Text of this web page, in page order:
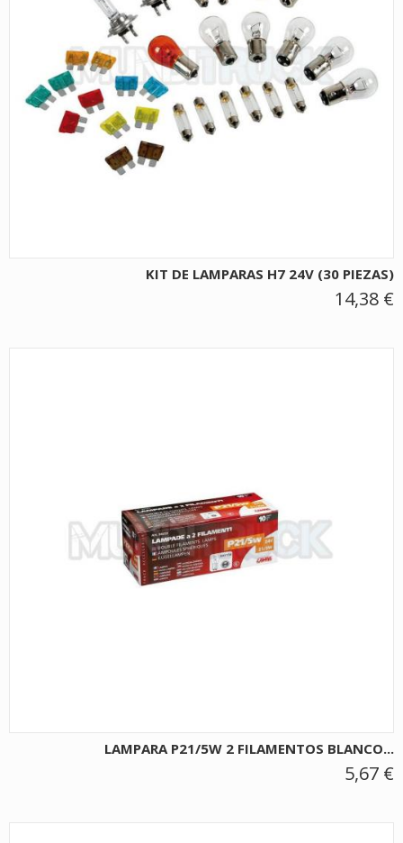
KIT DE LAMPARAS H7 24V (30 PIEZAS)
14,38 €
LAMPARA P21/5W 2 FILAMENTOS BLANCO...
5,67 €